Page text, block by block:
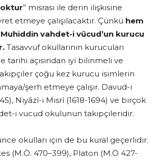
” mısrası ile derin ilişkisine
etmeye çalışılacaktır. Çünkü hem
vahdet-i vücud’un kurucu
Tasavvuf okullarının kurucuları
tarihi açısından iyi bilinmeli ve
çoğu kez kurucu isimlerin
şerh etmeye çalışır. Davud-i
Niyâzî-i Mısrî (1618-1694) ve birçok
i vucud okulunun takipçileridir.
okulları için de bu kural geçerlidir.
(M.Ö. 470–399), Platon (M.Ö 427-